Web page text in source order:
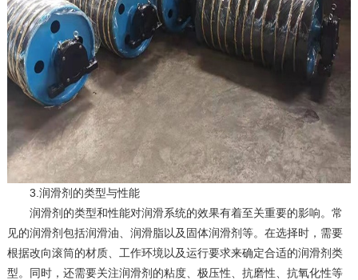
3.‌润滑剂的类型与性能‌
润滑剂的类型和性能对润滑系统的效果有着至关重要的影响。常
见的润滑剂包括润滑油、润滑脂以及固体润滑剂等。在选择时，需要
根据改向滚筒的材质、工作环境以及运行要求来确定合适的润滑剂类
型。同时，还需要关注润滑剂的粘度、极压性、抗磨性、抗氧化性等